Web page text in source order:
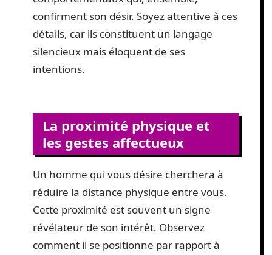
confirment son désir. Soyez attentive à ces
détails, car ils constituent un langage
silencieux mais éloquent de ses
intentions.
La proximité physique et
les gestes affectueux
Un homme qui vous désire cherchera à
réduire la distance physique entre vous.
Cette proximité est souvent un signe
révélateur de son intérêt. Observez
comment il se positionne par rapport à